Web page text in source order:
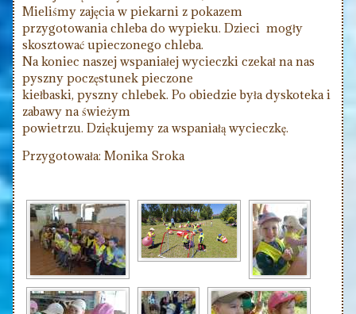
Mieliśmy zajęcia w piekarni z pokazem
przygotowania chleba do wypieku. Dzieci mogły
skosztować upieczonego chleba.
Na koniec naszej wspaniałej wycieczki czekał na nas
pyszny poczęstunek pieczone
kiełbaski, pyszny chlebek. Po obiedzie była dyskoteka i
zabawy na świeżym
powietrzu. Dziękujemy za wspaniałą wycieczkę.
Przygotowała: Monika Sroka